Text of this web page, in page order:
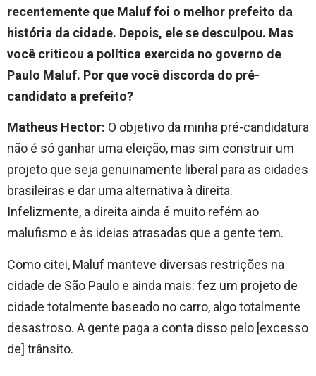
recentemente que Maluf foi o melhor prefeito da
história da cidade. Depois, ele se desculpou. Mas
você criticou a política exercida no governo de
Paulo Maluf. Por que você discorda do pré-
candidato a prefeito?
Matheus Hector: O objetivo da minha pré-candidatura
não é só ganhar uma eleição, mas sim construir um
projeto que seja genuinamente liberal para as cidades
brasileiras e dar uma alternativa à direita.
Infelizmente, a direita ainda é muito refém ao
malufismo e às ideias atrasadas que a gente tem.
Como citei, Maluf manteve diversas restrições na
cidade de São Paulo e ainda mais: fez um projeto de
cidade totalmente baseado no carro, algo totalmente
desastroso. A gente paga a conta disso pelo [excesso
de] trânsito.